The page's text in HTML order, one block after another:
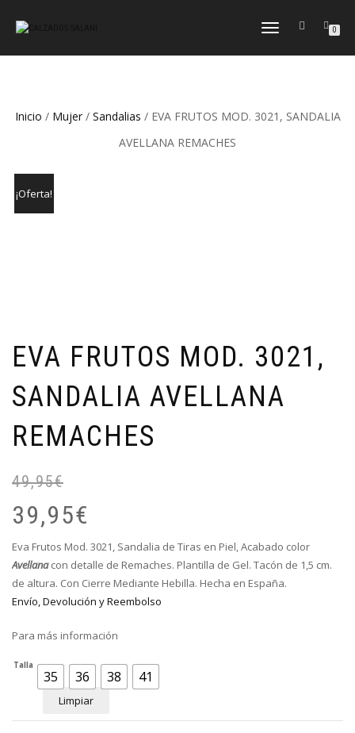
CAMBIAR
0
Inicio / Mujer/ Sandalias / EVA FRUTOS MOD. 3021, SANDALIA
AVELLANA REMACHES
¡Oferta!
EVA FRUTOS MOD. 3021,
SANDALIA AVELLANA
REMACHES
49,95€
39,95€
Eva Frutos Mod. 3021, Sandalia de Tiras en Piel, Acabado color
Avellanacon detalle de Remaches. Plantilla de Gel. Tacón de 1,5 cm.
de altura. Con Cierre Mediante Hebilla. Hecha en España.
Envío, Devolución y Reembolso
Para más información
Talla
35 36 38 41
Limpiar